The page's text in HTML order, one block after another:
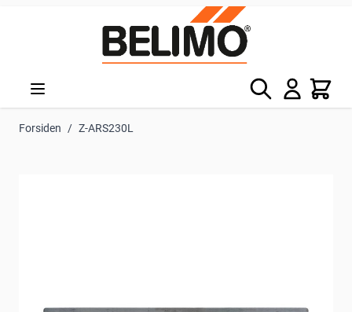
Søg Kurv
Forsiden / Z-ARS230L